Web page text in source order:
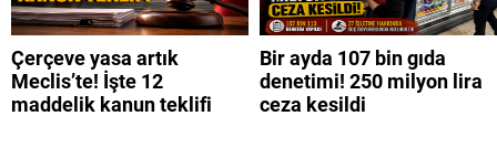
Çerçeve yasa artık
Meclis’te! İşte 12
maddelik kanun teklifi
Bir ayda 107 bin gıda
denetimi! 250 milyon lira
ceza kesildi